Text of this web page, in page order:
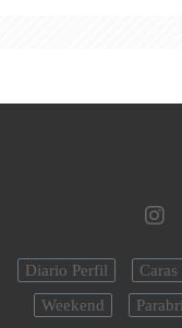
Diario Perfil Caras
Weekend